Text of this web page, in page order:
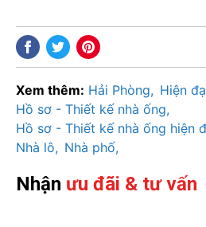
Xem thêm: Hải Phòng
Hiện
Hồ sơ - Thiết kế nhà ống
Hồ sơ - Thiết kế nhà ống hiện
Nhà lô
Nhà phố
Nhận ưu đãi & tư vấn